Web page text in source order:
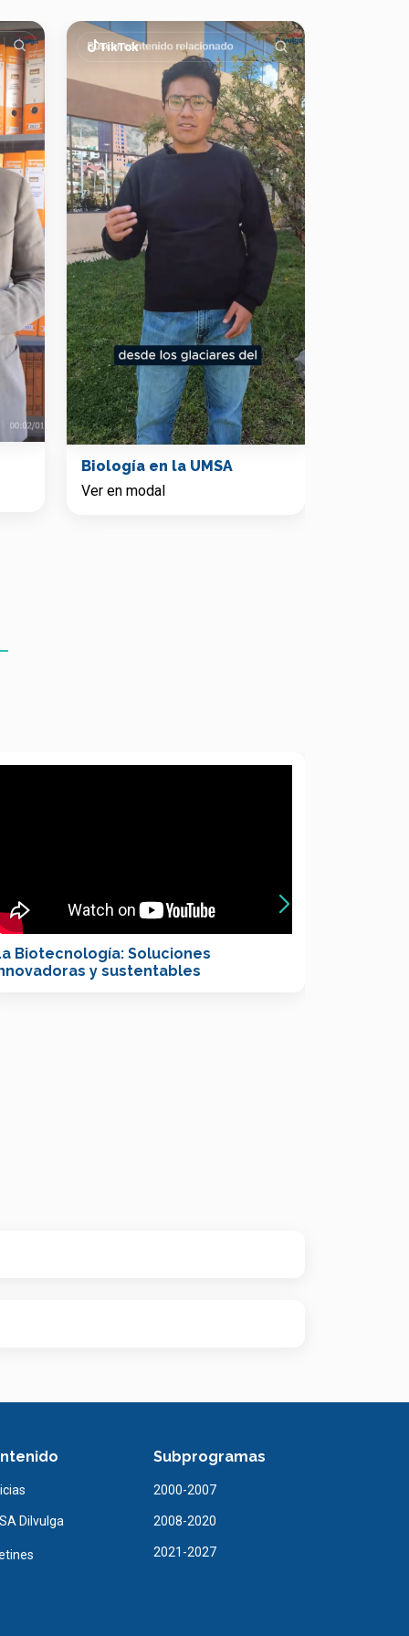
TikTok
Biología en la UMSA
Ver en modal
Biotecnología: Soluciones
y sustentables
Dilvulga
Subprogramas
2000-2007
2008-2020
2021-2027